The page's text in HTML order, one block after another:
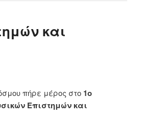
και
πήρε μέρος στο 1ο
Επιστημών και